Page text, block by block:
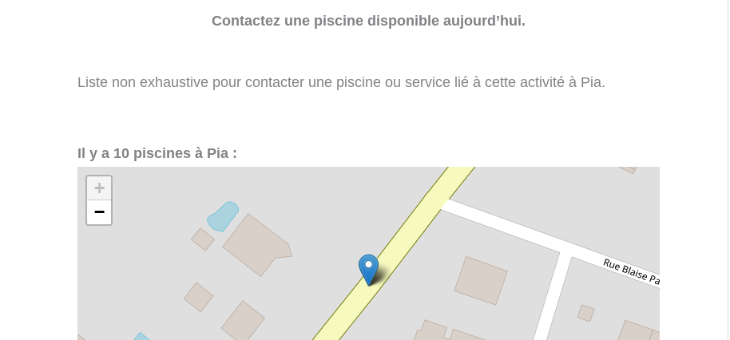
Contactez une piscine disponible aujourd’hui.
Liste non exhaustive pour contacter une piscine ou service lié à cette activité à Pia.
Il y a 10 piscines à Pia :
+
−